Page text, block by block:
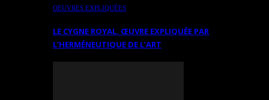
OEUVRES EXPLIQUÉES
LE CYGNE ROYAL. ŒUVRE EXPLIQUÉE PAR
L’HERMÉNEUTIQUE DE L’ART